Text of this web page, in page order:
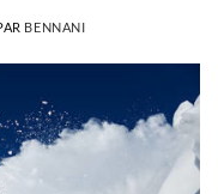
BENNANI